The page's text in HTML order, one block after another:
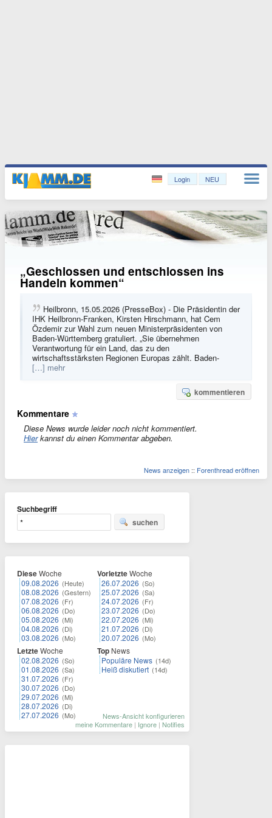
Login NEU
„Geschlossen und entschlossen ins
Handeln kommen“
Heilbronn, 15.05.2026 (PresseBox) - Die Präsidentin der
IHK Heilbronn-Franken, Kirsten Hirschmann, hat Cem
Özdemir zur Wahl zum neuen Ministerpräsidenten von
Baden-Württemberg gratuliert. „Sie übernehmen
Verantwortung für ein Land, das zu den
wirtschaftsstärksten Regionen Europas zählt. Baden-
[…] mehr
kommentieren
Kommentare
Diese News wurde leider noch nicht kommentiert.
Hierkannst du einen Kommentar abgeben.
News anzeigen :: Forenthread eröffnen
Suchbegriff
suchen
DieseWoche
09.08.2026 (Heute)
08.08.2026 (Gestern)
07.08.2026 (Fr)
06.08.2026 (Do)
05.08.2026 (Mi)
04.08.2026 (Di)
03.08.2026 (Mo)
LetzteWoche
02.08.2026 (So)
01.08.2026 (Sa)
31.07.2026 (Fr)
30.07.2026 (Do)
29.07.2026 (Mi)
28.07.2026 (Di)
27.07.2026 (Mo)
VorletzteWoche
26.07.2026 (So)
25.07.2026 (Sa)
24.07.2026 (Fr)
23.07.2026 (Do)
22.07.2026 (Mi)
21.07.2026 (Di)
20.07.2026 (Mo)
Top News
Populäre News (14d)
Heiß diskutiert (14d)
News-Ansicht konfigurieren
meine Kommentare | Ignore | Notifies